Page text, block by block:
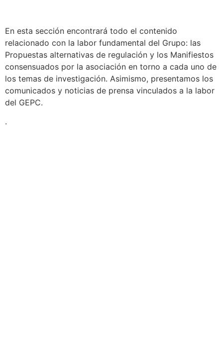
En esta sección encontrará todo el contenido
relacionado con la labor fundamental del Grupo: las
Propuestas alternativas de regulación y los Manifiestos
consensuados por la asociación en torno a cada uno de
los temas de investigación. Asimismo, presentamos los
comunicados y noticias de prensa vinculados a la labor
del GEPC.
.